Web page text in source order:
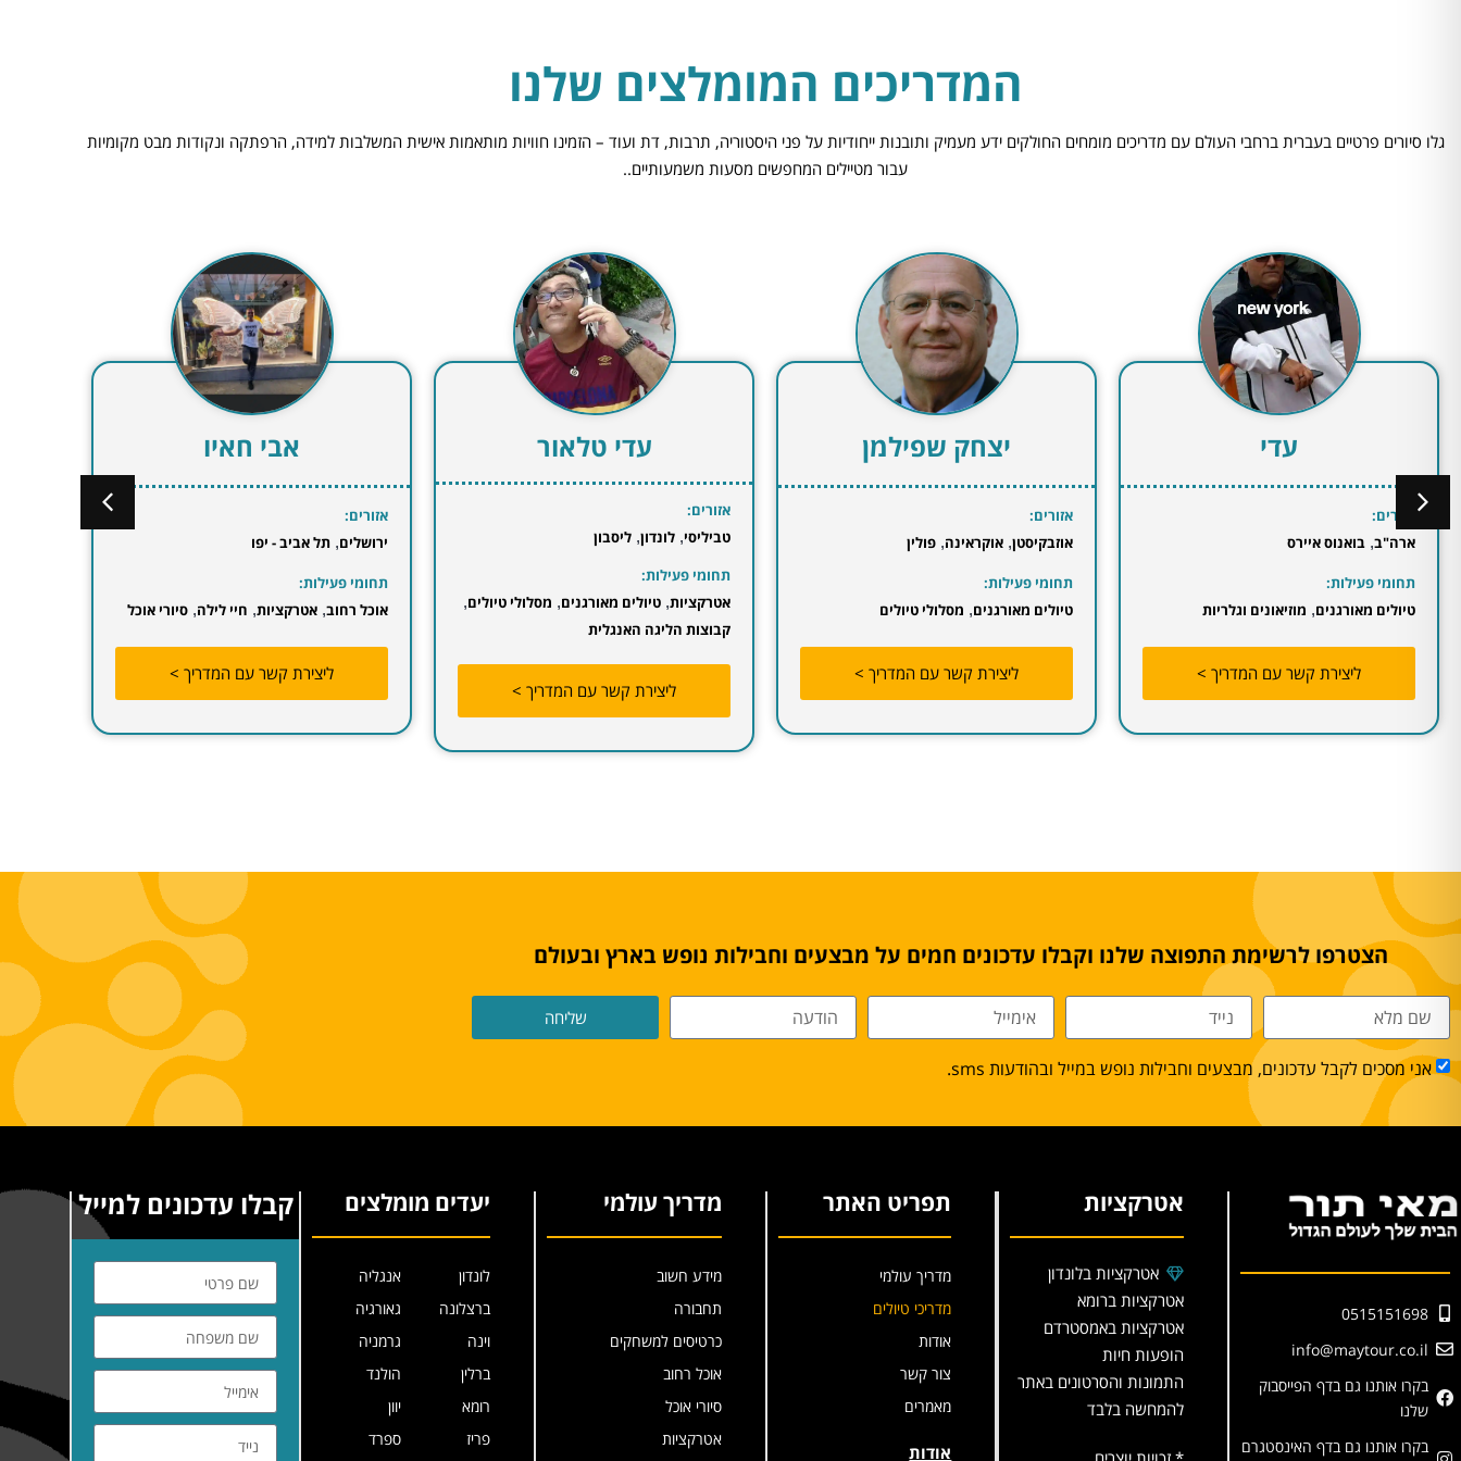
המדריכים המומלצים שלנו
גלו סיורים פרטיים בעברית ברחבי העולם עם מדריכים מומחים החולקים ידע מעמיק ותובנות ייחודיות על פני היסטוריה, תרבות, דת ועוד – הזמינו חוויות מותאמות אישית המשלבות למידה, הרפתקה ונקודות מבט מקומיות
עבור מטיילים המחפשים מסעות משמעותיים..
יצחק שפילמן
אוזבקיסטן, אוקראינה
תחומי פעילות:
טיולים מאורגנים, מסלולי טיולים
ליצירת קשר עם המדריך >
עדי טלאור
טביליסי, לונדון, ליסבון
תחומי פעילות:
אטרקציות
, טיולים מאורגנים
ליצירת קשר עם המדריך >
אבי חאיו
ירושלים , תל אביב - יפו
תחומי פעילות:
אוכל רחוב , אטרקציות , חיי לילה, סיורי אוכל
בדיחי אבי
אזרבייג'ן, גאורגיה
תחומי פעילות:
טיולים מאורגנים, מסלולי טיולים
ליצירת קשר עם המדריך >
הצטרפו לרשימת התפוצה שלנו וקבלו עדכונים חמים על מבצעים וחבילות נופש בארץ ובעולם
אני מסכים לקבל עדכונים, מבצעים וחבילות נופש במייל ובהודעות sms.
שליחה
0515151698
info@maytour.co.il
בקרו אותנו גם בדף הפייסבוק
שלנו
בקרו אותנו גם בדף האינסטגרם
אטרקציות
אטרקציות בלונדון
אטרקציות ברומא
אטרקציות באמסטרדם
הופעות חיות
התמונות והסרטונים באתר
להמחשה בלבד
תפריט האתר
מדריך עולמי
מדריכי טיולים
אודות
צור קשר
מאמרים
אודות
מדריך עולמי
מידע חשוב
תחבורה
כרטיסים למשחקים
אוכל רחוב
סיורי אוכל
אטרקציות
יעדים מומלצים
לונדון
ברצלונה
וינה
ברלין
רומא
פריז
אנגליה
גאורגיה
גרמניה
הולנד
יוון
ספרד
קבלו עדכונים למייל